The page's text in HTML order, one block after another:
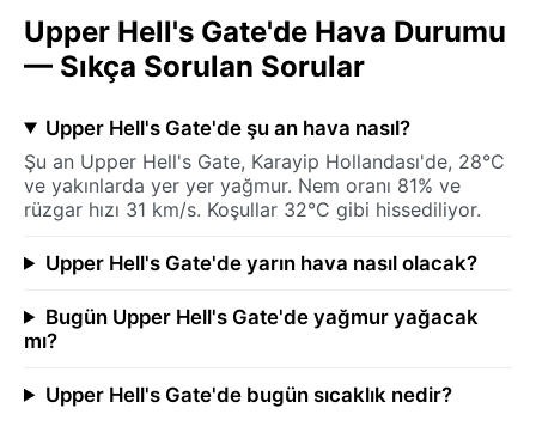
Upper Hell's Gate'de Hava Durumu
— Sıkça Sorulan Sorular
Upper Hell's Gate'de şu an hava nasıl?
Şu an Upper Hell's Gate, Karayip Hollandası'de, 28°C
ve yakınlarda yer yer yağmur. Nem oranı 81% ve
rüzgar hızı 31 km/s. Koşullar 32°C gibi hissediliyor.
Upper Hell's Gate'de yarın hava nasıl olacak?
Bugün Upper Hell's Gate'de yağmur yağacak
mı?
Upper Hell's Gate'de bugün sıcaklık nedir?